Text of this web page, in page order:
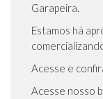
Garapeira.
Estamos há
Acesse e
Acesse nosso